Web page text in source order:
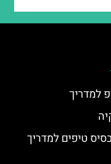
למדריך
טיפים למדריך